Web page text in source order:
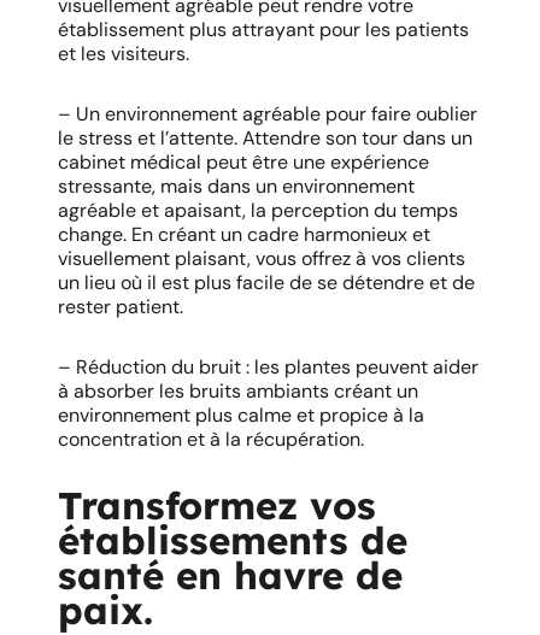
visuellement agréable peut rendre votre
établissement plus attrayant pour les patients
et les visiteurs.
– Un environnement agréable pour faire oublier
le stress et l’attente. Attendre son tour dans un
cabinet médical peut être une expérience
stressante, mais dans un environnement
agréable et apaisant, la perception du temps
change. En créant un cadre harmonieux et
visuellement plaisant, vous offrez à vos clients
un lieu où il est plus facile de se détendre et de
rester patient.
– Réduction du bruit : les plantes peuvent aider
à absorber les bruits ambiants créant un
environnement plus calme et propice à la
concentration et à la récupération.
Transformez vos
établissements de
santé en havre de
paix.